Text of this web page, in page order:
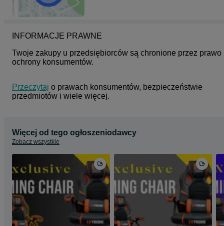
INFORMACJE PRAWNE
Twoje zakupy u przedsiębiorców są chronione przez prawo
ochrony konsumentów.
Przeczytaj o prawach konsumentów, bezpieczeństwie
przedmiotów i wiele więcej.
Więcej od tego ogłoszeniodawcy
Zobacz wszystkie